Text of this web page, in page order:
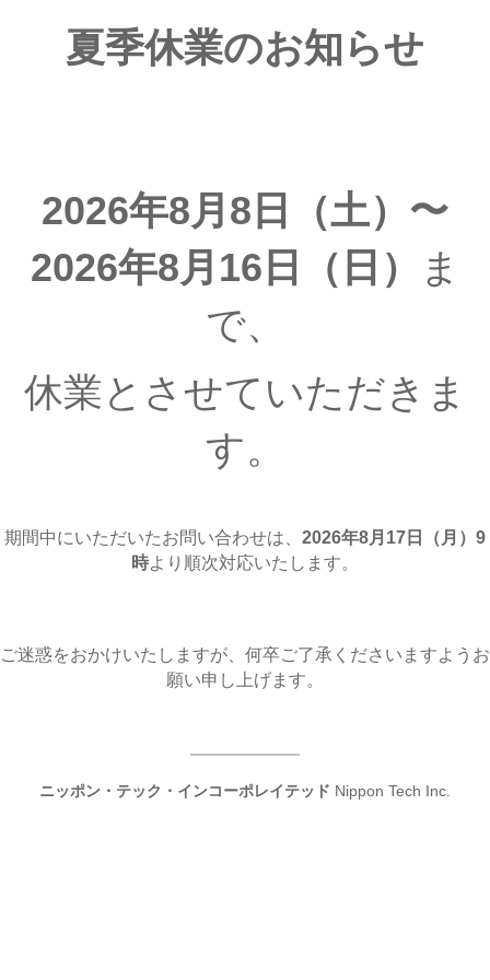
夏季休業のお知らせ
2026年8月8日（土）〜
2026年8月16日（日）
ま
で、
休業とさせていただきま
す。
期間中にいただいたお問い合わせは、 2026年8月17日（月 ）9
時より順次対応いたします。
ご迷惑をおかけいたしますが、何卒ご了承くださいますようお
願い申し上げます。
ニッポン・テック・インコーポレイテッド Nippon Tech Inc.